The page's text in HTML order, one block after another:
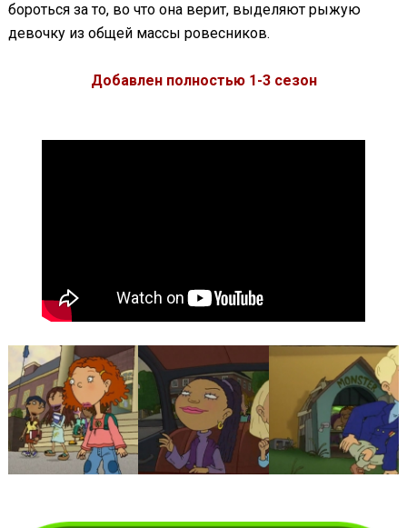
бороться за то, во что она верит, выделяют рыжую
девочку из общей массы ровесников.
Добавлен полностью 1-3 сезон